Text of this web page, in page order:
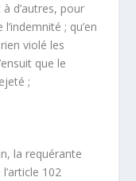
d’autres, pour
; qu’en
violé les
que le
;
la requérante
102